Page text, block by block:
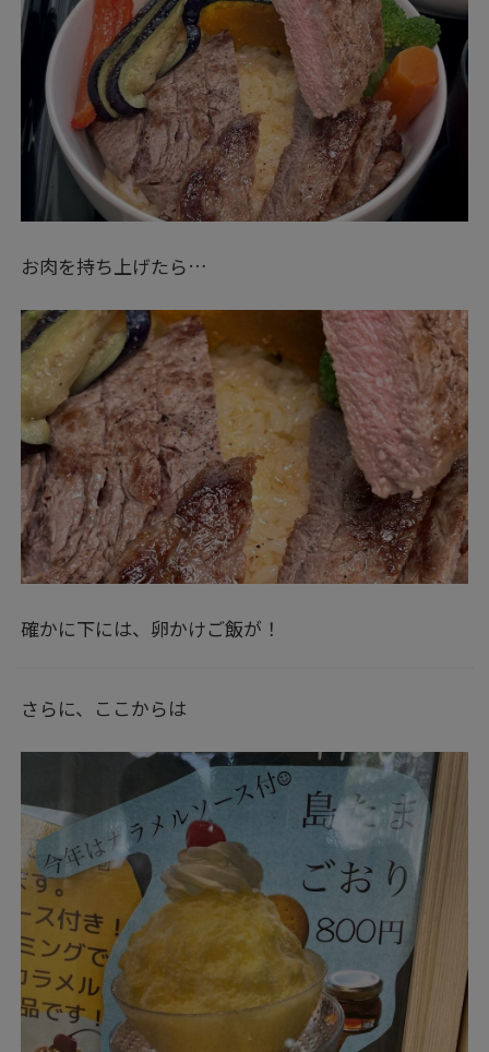
お肉を持ち上げたら…
確かに下には、卵かけご飯が！
さらに、ここからは